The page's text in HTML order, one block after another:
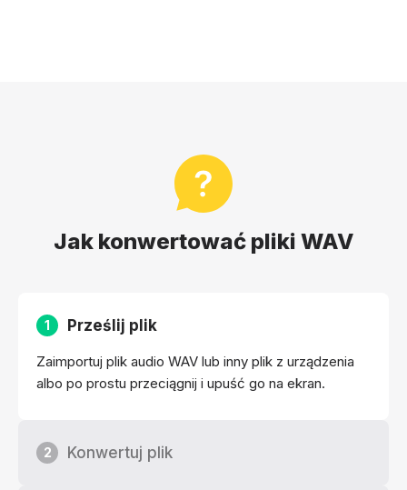
Jak konwertować pliki WAV
1 Prześlij plik
Zaimportuj plik audio WAV lub inny plik z urządzenia
albo po prostu przeciągnij i upuść go na ekran.
2 Konwertuj plik